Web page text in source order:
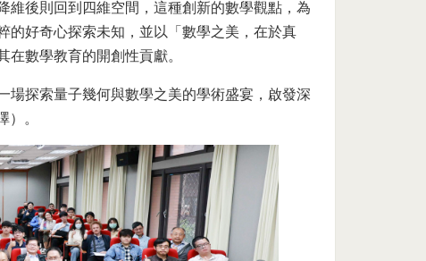
維後則回到四維空間，這種創新的數學觀點，為
的好奇心探索未知，並以「數學之美，在於真
數學教育的開創性貢獻。
場探索量子幾何與數學之美的學術盛宴，啟發深
。